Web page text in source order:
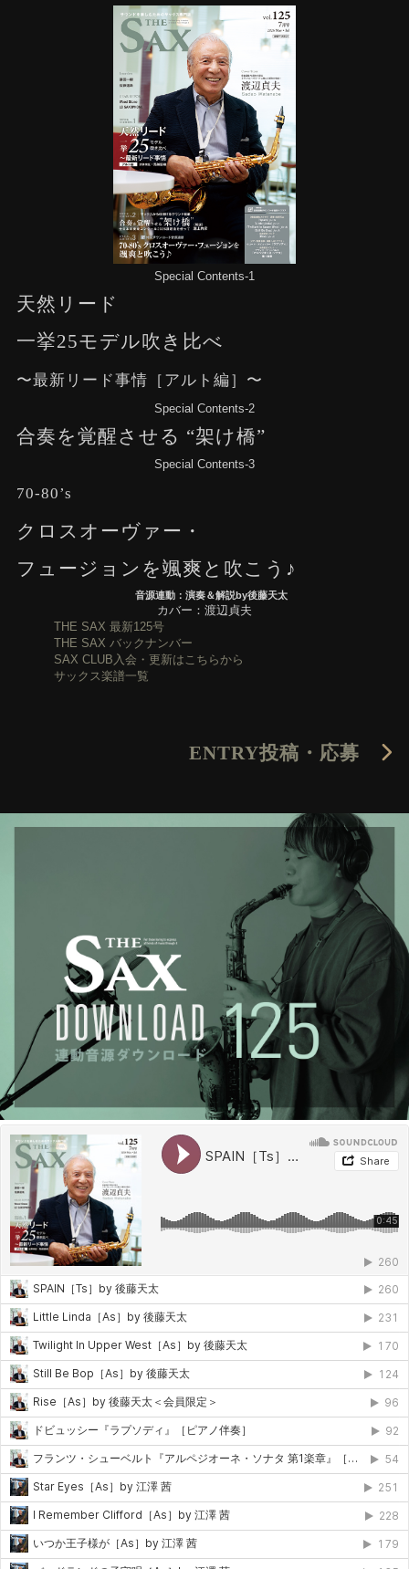
Special Contents-1
天然リード
一挙25モデル吹き比べ
〜最新リード事情［アルト編］〜
Special Contents-2
合奏を覚醒させる “架け橋”
Special Contents-3
70-80’s
クロスオーヴァー・
フュージョンを颯爽と吹こう♪
音源連動：演奏＆解説by後藤天太
カバー：渡辺貞夫
THE SAX 最新125号
THE SAX バックナンバー
SAX CLUB入会・更新はこちらから
サックス楽譜一覧
ENTRY投稿・応募